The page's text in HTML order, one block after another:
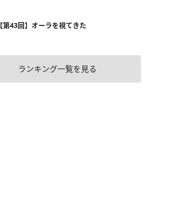
【第43回】オーラを視てきた
ランキング一覧を見る